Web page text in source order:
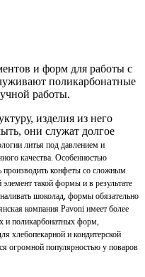
и форм для работы с
поликарбонатные
работы.
изделия из него
они служат долгое
литья под давлением и
качества. Особенностью
производить конфеты со сложным
такой формы и в результате
шоколад, формы обязательно
компания Pavoni имеет более
и поликарбонатных форм,
хлебопекарной и кондитерской
огромной популярностью у поваров